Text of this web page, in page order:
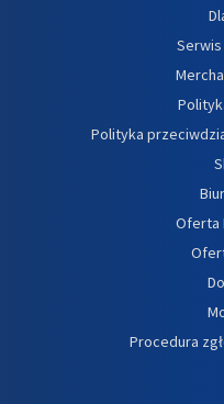
Polityka
Oferta
Procedura